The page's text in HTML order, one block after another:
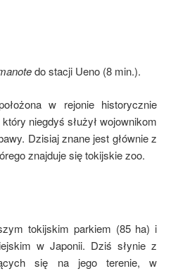
do stacji Ueno (8 min.).
w rejonie historycznie
niegdyś służył wojownikom
Dzisiaj znane jest głównie z
znajduje się tokijskie zoo.
tokijskim parkiem (85 ha) i
w Japonii. Dziś słynie z
się na jego terenie, w